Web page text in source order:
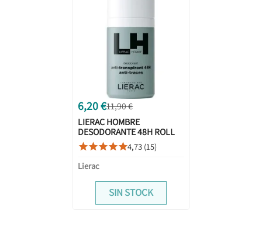
6,20 €11,90 €
LIERAC HOMBRE
DESODORANTE 48H ROLL
ON 50ML
4,73 (15)
Lierac
SIN STOCK